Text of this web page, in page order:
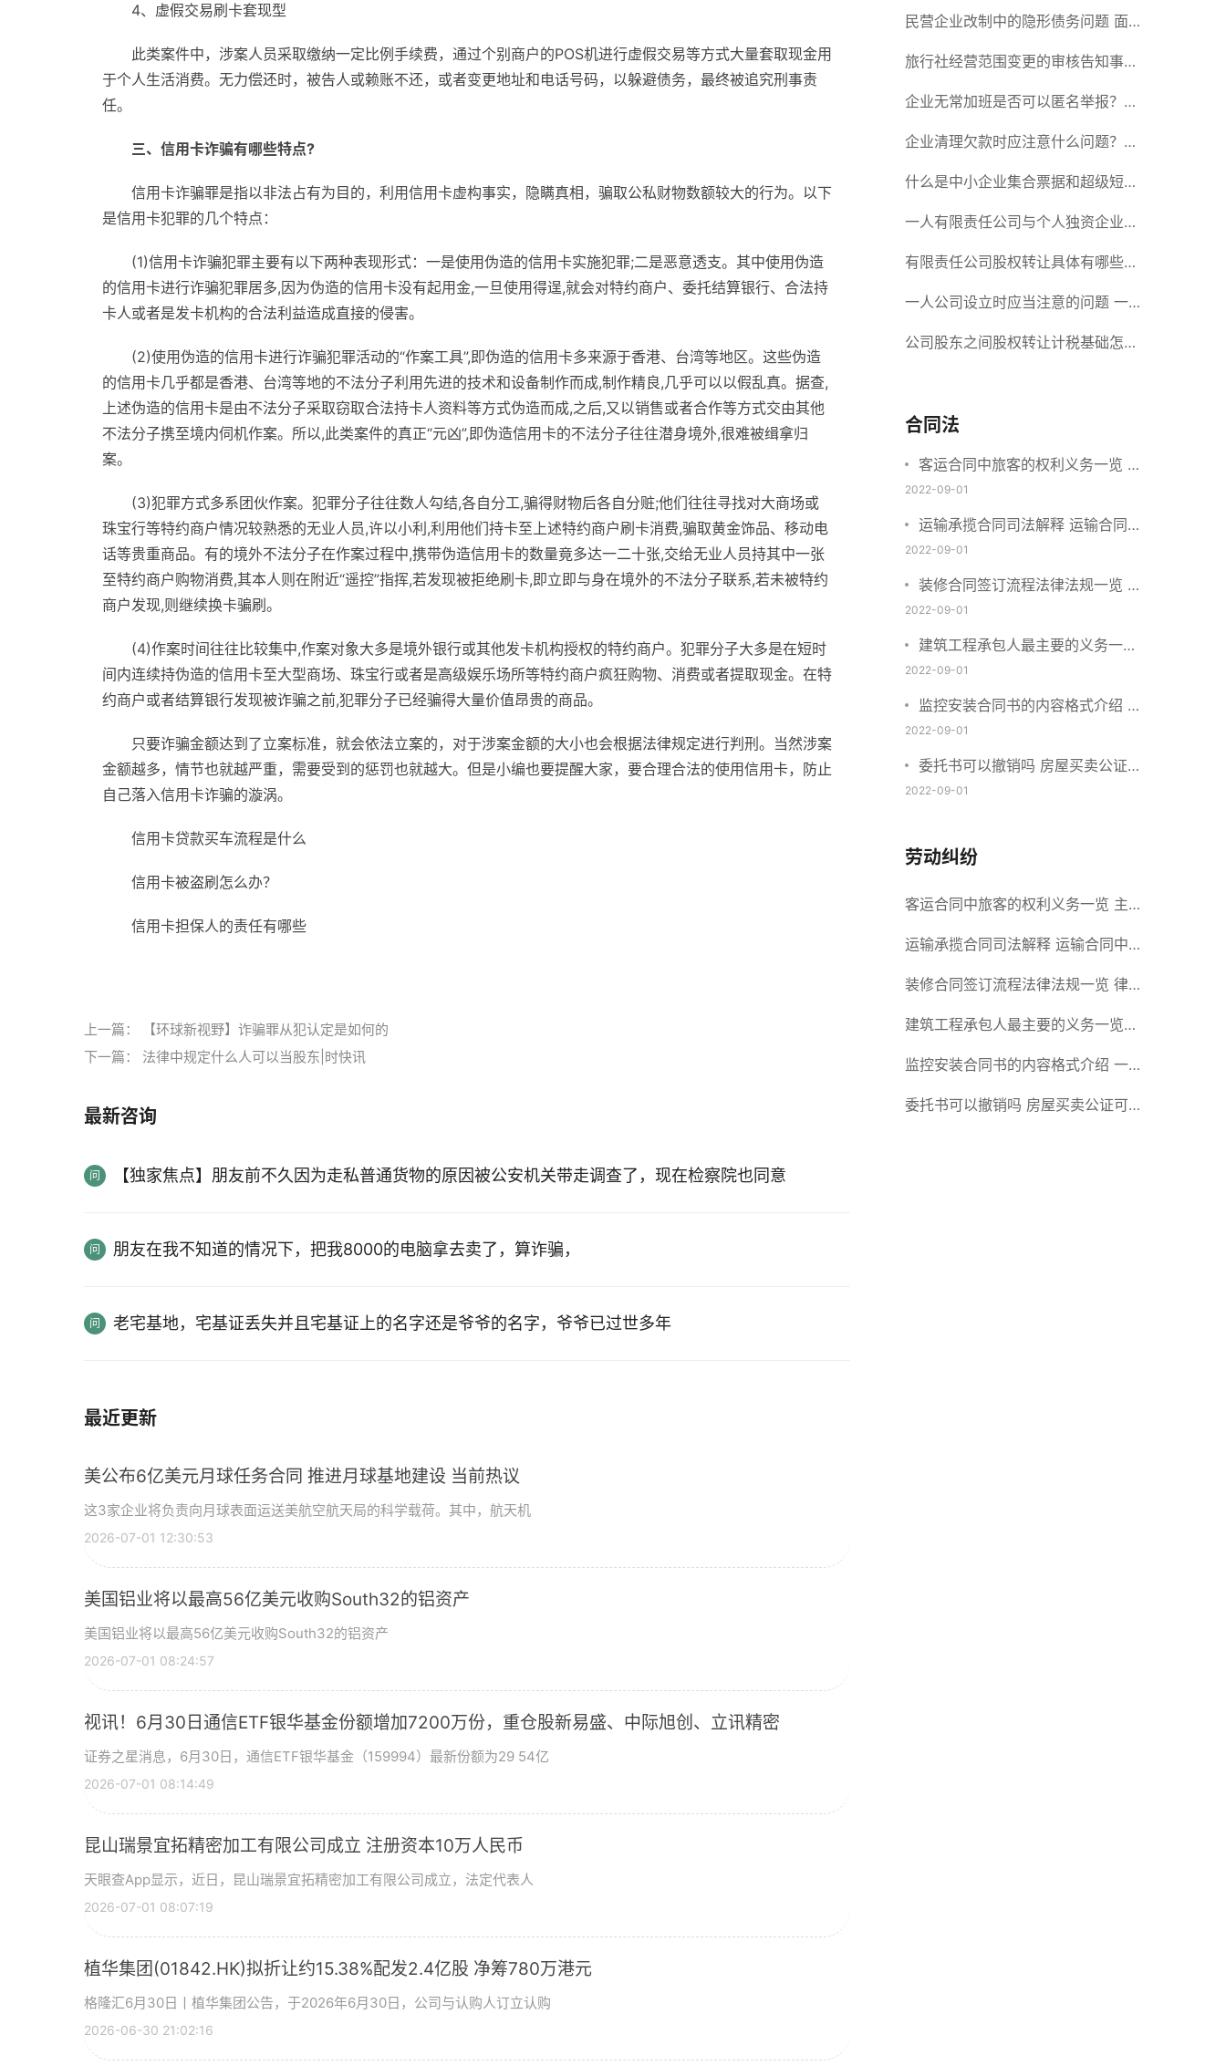
4、虚假交易刷卡套现型
此类案件中，涉案人员采取缴纳一定比例手续费，通过个别商户的POS机进行虚假交易等方式大量套取现金用
于个人生活消费。无力偿还时，被告人或赖账不还，或者变更地址和电话号码，以躲避债务，最终被追究刑事责
任。
三、信用卡诈骗有哪些特点?
信用卡诈骗罪是指以非法占有为目的，利用信用卡虚构事实，隐瞒真相，骗取公私财物数额较大的行为。以下
是信用卡犯罪的几个特点：
(1)信用卡诈骗犯罪主要有以下两种表现形式：一是使用伪造的信用卡实施犯罪;二是恶意透支。其中使用伪造
的信用卡进行诈骗犯罪居多,因为伪造的信用卡没有起用金,一旦使用得逞,就会对特约商户、委托结算银行、合法持
卡人或者是发卡机构的合法利益造成直接的侵害。
(2)使用伪造的信用卡进行诈骗犯罪活动的“作案工具”,即伪造的信用卡多来源于香港、台湾等地区。这些伪造
的信用卡几乎都是香港、台湾等地的不法分子利用先进的技术和设备制作而成,制作精良,几乎可以以假乱真。据查,
上述伪造的信用卡是由不法分子采取窃取合法持卡人资料等方式伪造而成,之后,又以销售或者合作等方式交由其他
不法分子携至境内伺机作案。所以,此类案件的真正“元凶”,即伪造信用卡的不法分子往往潜身境外,很难被缉拿归
案。
(3)犯罪方式多系团伙作案。犯罪分子往往数人勾结,各自分工,骗得财物后各自分赃;他们往往寻找对大商场或
珠宝行等特约商户情况较熟悉的无业人员,许以小利,利用他们持卡至上述特约商户刷卡消费,骗取黄金饰品、移动电
话等贵重商品。有的境外不法分子在作案过程中,携带伪造信用卡的数量竟多达一二十张,交给无业人员持其中一张
至特约商户购物消费,其本人则在附近“遥控”指挥,若发现被拒绝刷卡,即立即与身在境外的不法分子联系,若未被特约
商户发现,则继续换卡骗刷。
(4)作案时间往往比较集中,作案对象大多是境外银行或其他发卡机构授权的特约商户。犯罪分子大多是在短时
间内连续持伪造的信用卡至大型商场、珠宝行或者是高级娱乐场所等特约商户疯狂购物、消费或者提取现金。在特
约商户或者结算银行发现被诈骗之前,犯罪分子已经骗得大量价值昂贵的商品。
只要诈骗金额达到了立案标准，就会依法立案的，对于涉案金额的大小也会根据法律规定进行判刑。当然涉案
金额越多，情节也就越严重，需要受到的惩罚也就越大。但是小编也要提醒大家，要合理合法的使用信用卡，防止
自己落入信用卡诈骗的漩涡。
信用卡贷款买车流程是什么
信用卡被盗刷怎么办？
信用卡担保人的责任有哪些
上一篇：
【环球新视野】诈骗罪从犯认定是如何的
下一篇： 法律中规定什么人可以当股东|时快讯
最新咨询
【独家焦点】朋友前不久因为走私普通货物的原因被公安机关带走调查了，现在检察院也同意
朋友在我不知道的情况下，把我8000的电脑拿去卖了，算诈骗，
老宅基地，宅基证丢失并且宅基证上的名字还是爷爷的名字，爷爷已过世多年
最近更新
美公布6亿美元月球任务合同 推进月球基地建设 当前热议
这3家企业将负责向月球表面运送美航空航天局的科学载荷。其中，航天机
2026-07-01 12:30:53
美国铝业将以最高56亿美元收购South32的铝资产
美国铝业将以最高56亿美元收购South32的铝资产
2026-07-01 08:24:57
视讯！6月30日通信ETF银华基金份额增加7200万份，重仓股新易盛、中际旭创、立讯精密
证券之星消息，6月30日，通信ETF银华基金（159994）最新份额为29 54亿
2026-07-01 08:14:49
昆山瑞景宜拓精密加工有限公司成立 注册资本10万人民币
天眼查App显示，近日，昆山瑞景宜拓精密加工有限公司成立，法定代表人
2026-07-01 08:07:19
植华集团(01842.HK)拟折让约15.38%配发2.4亿股 净筹780万港元
格隆汇6月30日丨植华集团公告，于2026年6月30日，公司与认购人订立认购
2026-06-30 21:02:16
后国企员工属于什么性质？
民营企业改制中的隐形债务问题 面
对隐形债务问题应该如何解决？
旅行社经营范围变更的审核告知事项
旅游业的发展现状和趋势
企业无常加班是否可以匿名举报？强
制加班公司没有加班费怎么办？
企业清理欠款时应注意什么问题？企
业短期借款需要注意哪些事项？
什么是中小企业集合票据和超级短期
融资券？一起来了解一下吧！
一人有限责任公司与个人独资企业的
区别 这些知识你都知道吗？
有限责任公司股权转让具体有哪些形
式？来了解下这五种形式
一人公司设立时应当注意的问题 一
人公司的特征
公司股东之间股权转让计税基础怎么
合什么要件？
合同法
客运合同中旅客的权利义务一览 主
要包括这些内容
2022-09-01
运输承揽合同司法解释 运输合同中
承运人的义务有哪些
2022-09-01
装修合同签订流程法律法规一览 律
师解答
2022-09-01
建筑工程承包人最主要的义务一览
承包合同内容介绍
2022-09-01
监控安装合同书的内容格式介绍 一
般包括这些条款
2022-09-01
委托书可以撤销吗 房屋买卖公证可
否撤销
2022-09-01
劳动纠纷
客运合同中旅客的权利义务一览 主
要包括这些内容
运输承揽合同司法解释 运输合同中
承运人的义务有哪些
装修合同签订流程法律法规一览 律
师解答
建筑工程承包人最主要的义务一览
承包合同内容介绍
监控安装合同书的内容格式介绍 一
般包括这些条款
委托书可以撤销吗 房屋买卖公证可